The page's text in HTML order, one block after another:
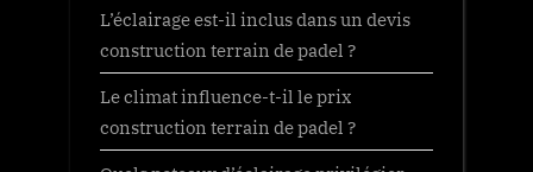
L’éclairage est-il inclus dans un devis
construction terrain de padel ?
Le climat influence-t-il le prix
construction terrain de padel ?